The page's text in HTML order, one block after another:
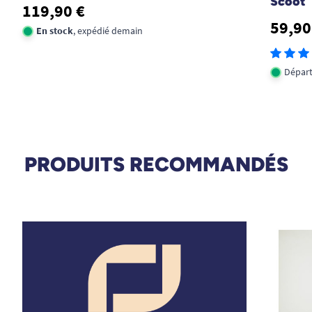
119,90 €
En stock, expédié demain
PRODUITS RECOMMANDÉS